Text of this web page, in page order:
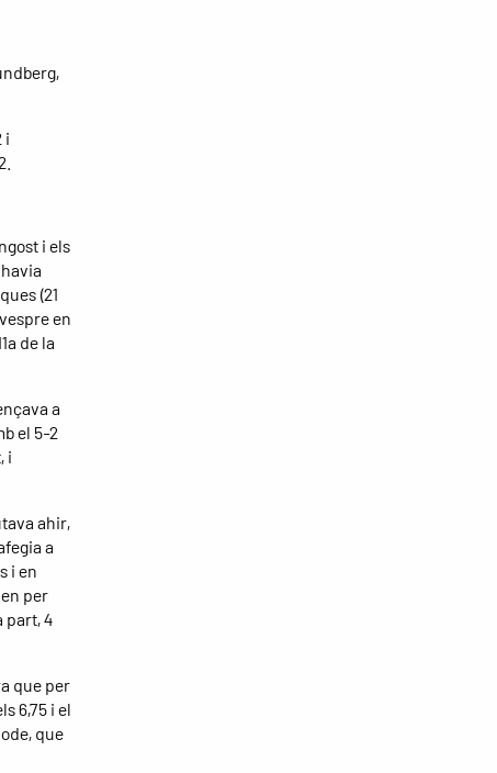
i
i els
(21
en
de la
a
el 5-2
i
ahir,
a
i en
per
part, 4
que per
6,75 i el
que